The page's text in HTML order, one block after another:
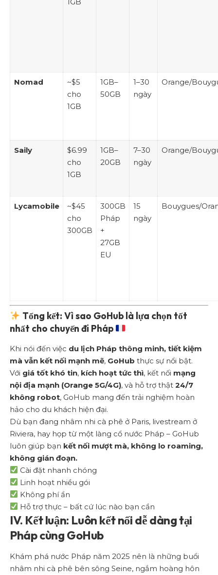
Nomad
~$5
cho
1GB
1GB–
50GB
1–30
ngày
Orange/
Saily
$6.99
cho
1GB
1GB–
20GB
7–30
ngày
Orange/
Lycamobile
~$45
cho
300GB
300GB
Pháp
+
27GB
EU
15
ngày
Bouygues/
Tổng kết: Vì sao GoHub là lựa chọn tốt
nhất cho chuyến đi Pháp
Khi nói đến việc du lịch Pháp thông minh, tiết kiệm
mà vẫn kết nối mạnh mẽ, GoHub thực sự nổi bật.
Với giá tốt khó tin, kích hoạt tức thì, kết nối mạng
nội địa mạnh (Orange 5G/4G), và hỗ trợ thật 24/7
không robot, GoHub mang đến trải nghiệm hoàn
hảo cho du khách hiện đại.
Dù bạn đang nhâm nhi cà phê ở Paris, livestream ở
Riviera, hay họp từ một làng cổ nước Pháp – GoHub
luôn giúp bạn kết nối mượt mà, không lo roaming,
không gián đoạn.
Cài đặt nhanh chóng
Linh hoạt nhiều gói
Không phí ẩn
Hỗ trợ thực – bất cứ lúc nào bạn cần
IV. Kết luận: Luôn kết nối dễ dàng tại
Pháp cùng GoHub
Khám phá nước Pháp năm 2025 nên là những buổi
nhâm nhi cà phê bên sông Seine, ngắm hoàng hôn